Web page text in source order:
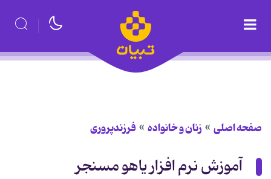
صفحه اصلی زنان و خانواده فرزندپروری
آموزش نرم افزار یاهو مسنجر